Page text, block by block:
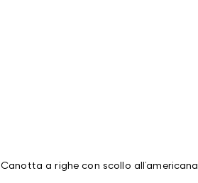
Canotta a righe con scollo all’americana